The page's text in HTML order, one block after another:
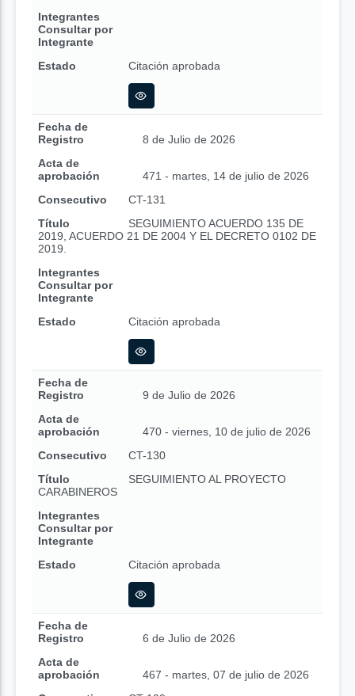
Integrantes
Consultar por
Integrante
Estado
Citación aprobada
Fecha de
Registro
8 de Julio de 2026
Acta de
aprobación
471 - martes, 14 de julio de 2026
Consecutivo
CT-131
Título
SEGUIMIENTO ACUERDO 135 DE
2019, ACUERDO 21 DE 2004 Y EL DECRETO 0102 DE
2019.
Integrantes
Consultar por
Integrante
Estado
Citación aprobada
Fecha de
Registro
9 de Julio de 2026
Acta de
aprobación
470 - viernes, 10 de julio de 2026
Consecutivo
CT-130
Título
SEGUIMIENTO AL PROYECTO
CARABINEROS
Integrantes
Consultar por
Integrante
Estado
Citación aprobada
Fecha de
Registro
6 de Julio de 2026
Acta de
aprobación
467 - martes, 07 de julio de 2026